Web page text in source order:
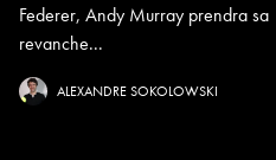
Federer, Andy Murray prendra sa
revanche...
ALEXANDRE SOKOLOWSKI